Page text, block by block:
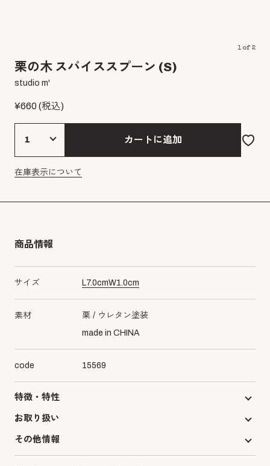
1of 2
栗の木 スパイススプーン (S)
studio m'
¥660(税込)
カートに追加
在庫表示について
商品情報
サイズ L7.0cmW1.0cm
素材 栗
ウレタン塗装
made in CHINA
code 15569
特徴・特性
お取り扱い
その他情報